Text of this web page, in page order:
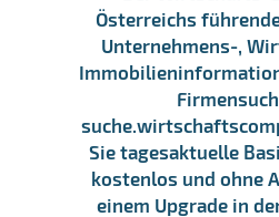
Österreichs
Unternehmens-,
Sie tagesaktuelle
kostenlos und ohne
einem Upgrade in